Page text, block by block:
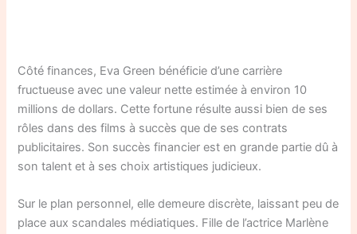
Côté finances, Eva Green bénéficie d’une carrière
fructueuse avec une valeur nette estimée à environ 10
millions de dollars. Cette fortune résulte aussi bien de ses
rôles dans des films à succès que de ses contrats
publicitaires. Son succès financier est en grande partie dû à
son talent et à ses choix artistiques judicieux.
Sur le plan personnel, elle demeure discrète, laissant peu de
place aux scandales médiatiques. Fille de l’actrice Marlène